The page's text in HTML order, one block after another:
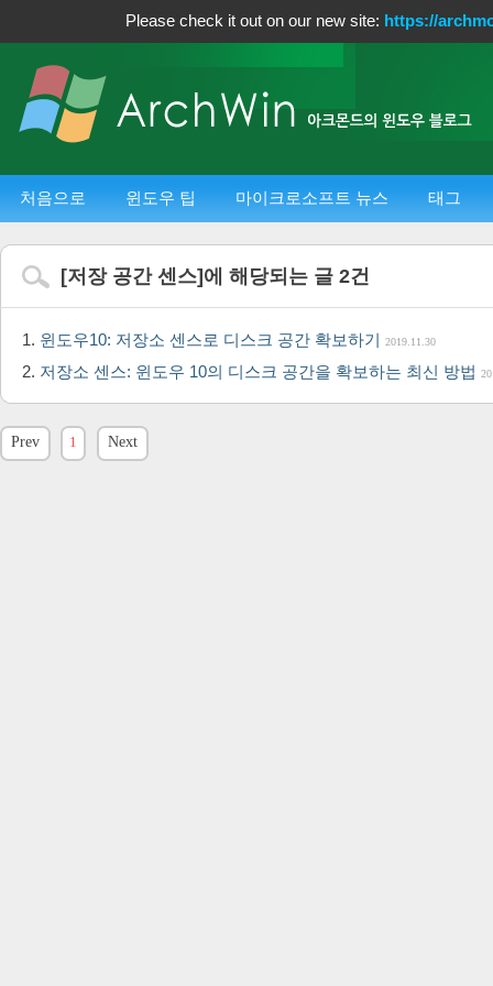
Please check it out on our new site: https://
처음으로 윈도우 팁 마이크로소프트 뉴스 태그
[저장 공간 센스]에 해당되는 글 2건
윈도우10: 저장소 센스로 디스크 공간 확보하기 2019.11.30
저장소 센스: 윈도우 10의 디스크 공간을 확보하는 최신 방법
Prev 1 Next